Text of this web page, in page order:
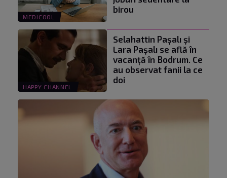
MEDICOOL
birou
HAPPY CHANNEL
Selahattin Paşalı și
Lara Paşalı se află în
vacanță în Bodrum. Ce
au observat fanii la ce
doi